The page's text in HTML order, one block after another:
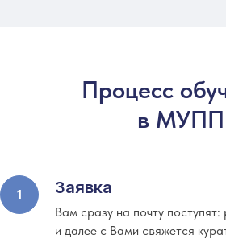
Процесс
в МУПП
Заявка
Вам сразу на почту
и далее с Вами свяжется